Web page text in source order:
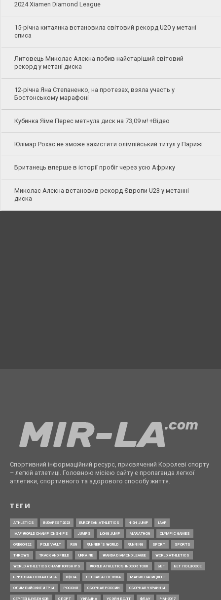
2024 Xiamen Diamond League
15-річна китаянка встановила світовий рекорд U20 у метані
списа
Литовець Миколас Алекна побив найстаріший світовий
рекорд у метані диска
12-річна Яна Степаненко, на протезах, взяла участь у
Бостонському марафоні
Кубинка Яіме Перес метнула диск на 73,09 м! +Відео
Юлімар Рохас не зможе захистити олімпійський титул у Парижі
Британець вперше в історії пробіг через усю Африку
Миколас Алекна встановив рекорд Європи U23 у метанні
диска
Спортивний інформаційний ресурс, присвячений Королеві спорту
– легкій атлетиці. Головною місією сайту є пропаганда легкої
атлетики, спортивного та здорового способу життя.
ТЕГИ
ATHLETICS BUDAPEST2023 EUROPEAN ATHLETICS HIGH JUMP IAAF
IAAF WORLD CHAMPIONSHIPS JUMPS LONG JUMP MARATHON OLYMPIC GAMES
OREGON22 POLE VAULT RUN RUNNER’S WORLD RUNNING SPORT SPORTS
THROWS TRACK AND FIELD UKRAINE WANDA DIAMOND LEAGUE WORLD ATHLETICS
WORLD ATHLETICS CHAMPIONSHIPS WORLD ATHLETICS INDOOR TOUR БЕГ БЕГ ПО ШОССЕ
БРИЛЛИАНТОВАЯ ЛИГА ВФЛА ЛЕГКАЯ АТЛЕТИКА МАРИЯ ЛАСИЦКЕНЕ
ОЛИМПИЙСКИЕ ИГРЫ РОССИЯ СБОРНАЯ РОССИИ СБОРНАЯ УКРАИНЫ
СЕРГЕЙ ШУБЕНКОВ СПОРТ УКРАИНА УСЭЙН БОЛТ ФЛАУ ЧМ-2017